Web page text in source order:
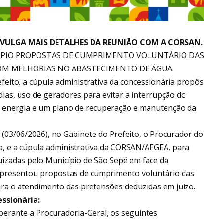
MAIS DETALHES DA REUNIÃO COM A CORSAN.
PROPOSTAS DE CUMPRIMENTO VOLUNTÁRIO DAS
MELHORIAS NO ABASTECIMENTO DE ÁGUA.
a cúpula administrativa da concessionária propôs
uso de geradores para evitar a interrupção do
e um plano de recuperação e manutenção da
06/2026), no Gabinete do Prefeito, o Procurador do
a cúpula administrativa da CORSAN/AEGEA, para
pelo Município de São Sepé em face da
propostas de cumprimento voluntário das
o atendimento das pretensões deduzidas em juízo.
a Procuradoria-Geral, os seguintes